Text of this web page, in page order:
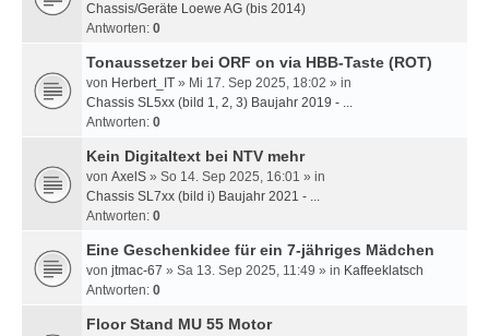
Chassis/Geräte Loewe AG (bis 2014)
Antworten: 0
Tonaussetzer bei ORF on via HBB-Taste (ROT)
von Herbert_IT » Mi 17. Sep 2025, 18:02 » in
Chassis SL5xx (bild 1, 2, 3) Baujahr 2019 - ...
Antworten: 0
Kein Digitaltext bei NTV mehr
von AxelS » So 14. Sep 2025, 16:01 » in
Chassis SL7xx (bild i) Baujahr 2021 - ...
Antworten: 0
Eine Geschenkidee für ein 7-jähriges Mädchen
von jtmac-67 » Sa 13. Sep 2025, 11:49 » in Kaffeeklatsch
Antworten: 0
Floor Stand MU 55 Motor